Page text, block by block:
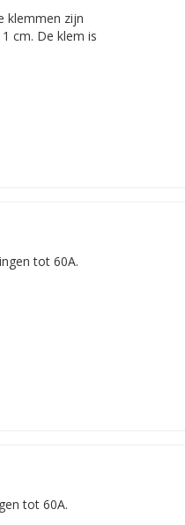
klemmen zijn
cm. De klem is
tot 60A.
tot 60A.